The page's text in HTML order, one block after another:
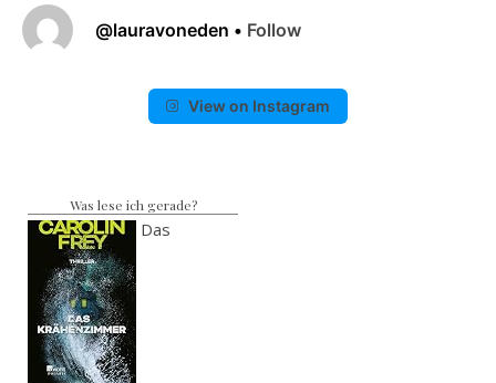
@lauravoneden • Follow
View on Instagram
Was lese ich gerade?
Das